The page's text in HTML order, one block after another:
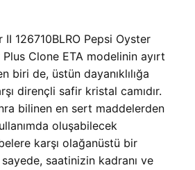
126710BLRO Pepsi Oyster
Clone ETA modelinin ayırt
biri de, üstün dayanıklılığa
dirençli safir kristal camıdır.
bilinen en sert maddelerden
oluşabilecek
karşı olağanüstü bir
saatinizin kadranı ve